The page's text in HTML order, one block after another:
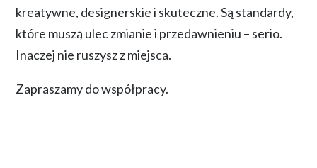
kreatywne, designerskie i skuteczne. Są standardy,
które muszą ulec zmianie i przedawnieniu – serio.
Inaczej nie ruszysz z miejsca.
Zapraszamy do współpracy.